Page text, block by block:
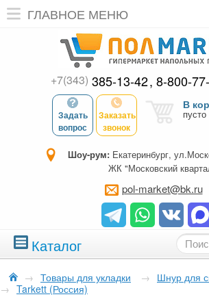
ГЛАВНОЕ МЕНЮ
+7(343) 385-13-42 8-800-
Задать
вопрос
Заказать
звонок
В
пусто
Шоу-рум: Екатеринбург,
ЖК "Московский
pol-market@bk.ru
Каталог
→ Товары для укладки → Шнур для
→ Tarkett (Россия)